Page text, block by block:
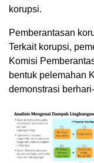
korupsi.
Pemberantasan
Terkait korupsi,
Komisi
bentuk pelemahan
demonstrasi